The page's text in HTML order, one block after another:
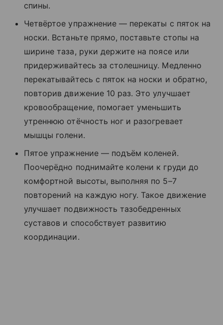
спины.
Четвёртое упражнение — перекаты с пяток на
носки. Встаньте прямо, поставьте стопы на
ширине таза, руки держите на поясе или
придерживайтесь за столешницу. Медленно
перекатывайтесь с пяток на носки и обратно,
повторив движение 10 раз. Это улучшает
кровообращение, помогает уменьшить
утреннюю отёчность ног и разогревает
мышцы голени.
Пятое упражнение — подъём коленей.
Поочерёдно поднимайте колени к груди до
комфортной высоты, выполняя по 5–7
повторений на каждую ногу. Такое движение
улучшает подвижность тазобедренных
суставов и способствует развитию
координации.